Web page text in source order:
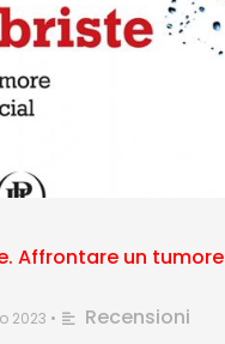
Affrontare un tumore
2023 • Recensioni